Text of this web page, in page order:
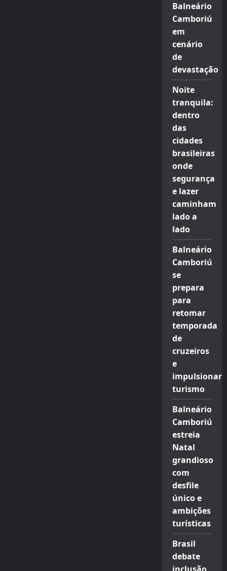
Balneário
Camboriú
em
cenário
de
devastação
Noite
tranquila:
dentro
das
cidades
brasileiras
onde
segurança
e lazer
caminham
lado a
lado
Balneário
Camboriú
se
prepara
para
retomar
temporada
de
cruzeiros
e
impulsionar
turismo
Balneário
Camboriú
estreia
Natal
grandioso
com
desfile
único e
ambições
turísticas
Brasil
debate